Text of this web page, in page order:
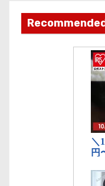
ゴ
リ